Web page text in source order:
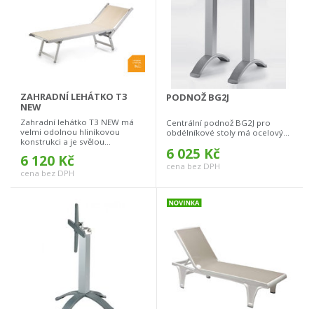
ZAHRADNÍ LEHÁTKO T3
NEW
Zahradní lehátko T3 NEW má
velmi odolnou hliníkovou
konstrukci a je svělou...
6 120 Kč
cena bez DPH
PODNOŽ BG2J
Centrální podnož BG2J pro
obdélníkové stoly má ocelový...
6 025 Kč
cena bez DPH